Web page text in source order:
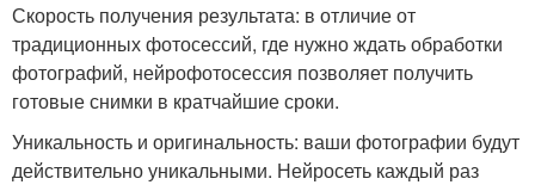
Скорость получения результата: в отличие от
традиционных фотосессий, где нужно ждать обработки
фотографий, нейрофотосессия позволяет получить
готовые снимки в кратчайшие сроки.
Уникальность и оригинальность: ваши фотографии будут
действительно уникальными. Нейросеть каждый раз